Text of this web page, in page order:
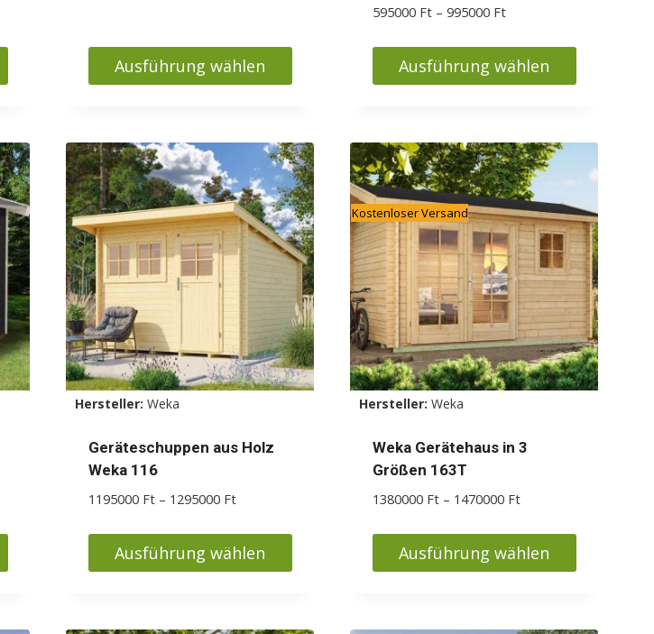
1095000 Ft
Ausführung wählen
weist
mehrere
Varianten
auf.
Die
Optionen
können
auf
der
Produktseite
gewählt
werden
595000 Ft – 995000 FtPreisspanne:
bis
995000 Ft
Ausführung wählen
weist
mehrere
Varianten
auf.
Die
Optionen
können
auf
der
Produktseite
gewählt
werden
Hersteller: Weka
Geräteschuppen aus Holz
Weka 116
1195000 Ft – 1295000 FtPreisspanne:
bis
1295000 Ft
Ausführung wählen
Kostenloser Versand
Hersteller: Weka
Weka Gerätehaus in 3
Größen 163T
1380000 Ft – 1470000 FtPreisspanne:
bis
1470000 Ft
Ausführung wählen